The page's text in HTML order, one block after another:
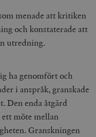
menade att kritiken
och konstaterade att
utredning.
ha genomfört och
i anspråk, granskade
Den enda åtgärd
möte mellan
Granskningen